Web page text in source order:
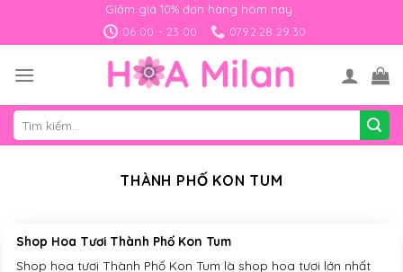
Giảm giá 10% đơn hàng hôm nay
06:00 - 23:00
0792.28.29.30
Tìm
kiếm:
THÀNH PHỐ KON TUM
Shop Hoa Tươi Thành Phố Kon Tum
Shop hoa tươi Thành Phố Kon Tum là shop hoa tươi lớn nhất